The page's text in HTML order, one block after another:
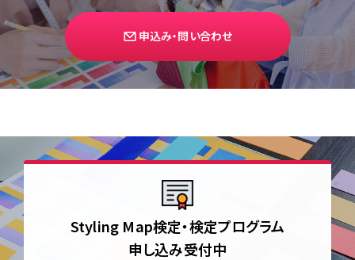
申込み・問い合わせ
Styling Map検定・検定プログラム
申し込み受付中